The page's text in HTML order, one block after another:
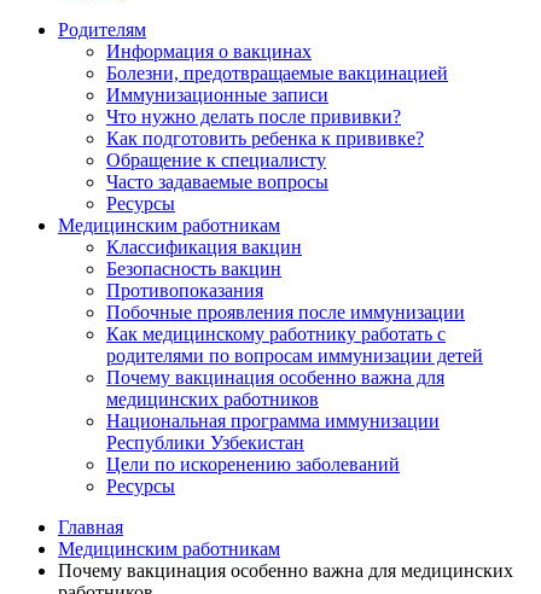
Родителям
Информация о вакцинах
Болезни, предотвращаемые вакцинацией
Иммунизационные записи
Что нужно делать после прививки?
Как подготовить ребенка к прививке?
Обращение к специалисту
Часто задаваемые вопросы
Ресурсы
Медицинским работникам
Классификация вакцин
Безопасность вакцин
Противопоказания
Побочные проявления после иммунизации
Как медицинскому работнику работать с
родителями по вопросам иммунизации детей
Почему вакцинация особенно важна для
медицинских работников
Национальная программа иммунизации
Республики Узбекистан
Цели по искоренению заболеваний
Ресурсы
Главная
Медицинским работникам
Почему вакцинация особенно важна для медицинских